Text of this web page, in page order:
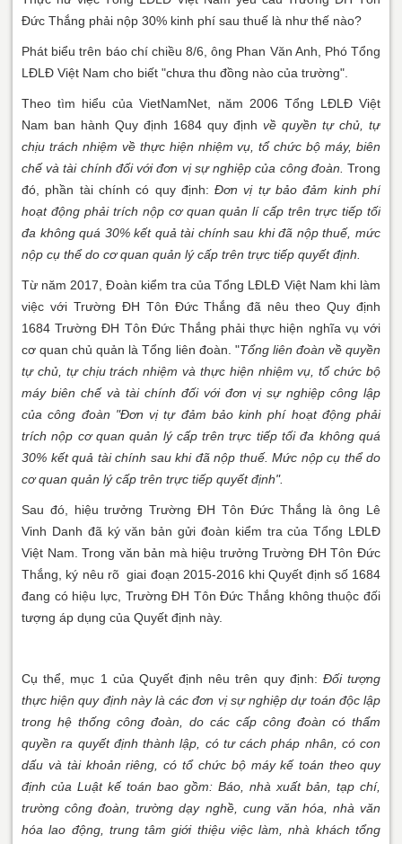
Đức Thắng phải nộp 30% kinh phí sau thuế là như thế nào?
Phát biểu trên báo chí chiều 8/6, ông Phan Văn Anh, Phó Tổng
LĐLĐ Việt Nam cho biết "chưa thu đồng nào của trường".
Theo tìm hiểu của VietNamNet, năm 2006 Tổng LĐLĐ Việt
Nam ban hành Quy định 1684 quy định về quyền tự chủ, tự
chịu trách nhiệm về thực hiện nhiệm vụ, tổ chức bộ máy, biên
chế và tài chính đối với đơn vị sự nghiệp của công đoàn. Trong
đó, phần tài chính có quy định:Đơn vị tự bảo đảm kinh phí
hoạt động phải trích nộp cơ quan quản lí cấp trên trực tiếp tối
đa không quá 30% kết quả tài chính sau khi đã nộp thuế, mức
nộp cụ thể do cơ quan quản lý cấp trên trực tiếp quyết định.
Từ năm 2017, Đoàn kiểm tra của Tổng LĐLĐ Việt Nam khi làm
việc với Trường ĐH Tôn Đức Thắng đã nêu theo Quy định
1684 Trường ĐH Tôn Đức Thắng phải thực hiện nghĩa vụ với
cơ quan chủ quản là Tổng liên đoàn. "Tổng liên đoàn về quyền
tự chủ, tự chịu trách nhiệm và thực hiện nhiệm vụ, tổ chức bộ
máy biên chế và tài chính đối với đơn vị sự nghiệp công lập
của công đoàn "Đơn vị tự đảm bảo kinh phí hoạt động phải
trích nộp cơ quan quản lý cấp trên trực tiếp tối đa không quá
30% kết quả tài chính sau khi đã nộp thuế. Mức nộp cụ thể do
cơ quan quản lý cấp trên trực tiếp quyết định".
Sau đó, hiệu trưởng Trường ĐH Tôn Đức Thắng là ông Lê
Vinh Danh đã ký văn bản gửi đoàn kiểm tra của Tổng LĐLĐ
Việt Nam. Trong văn bản mà hiệu trưởng Trường ĐH Tôn Đức
Thắng, ký nêu rõ giai đoạn 2015-2016 khi Quyết định số 1684
đang có hiệu lực, Trường ĐH Tôn Đức Thắng không thuộc đối
tượng áp dụng của Quyết định này.
Cụ thể, mục 1 của Quyết định nêu trên quy định: Đối tượng
thực hiện quy định này là các đơn vị sự nghiệp dự toán độc lập
trong hệ thống công đoàn, do các cấp công đoàn có thẩm
quyền ra quyết định thành lập, có tư cách pháp nhân, có con
dấu và tài khoản riêng, có tổ chức bộ máy kế toán theo quy
định của Luật kế toán bao gồm: Báo, nhà xuất bản, tạp chí,
trường công đoàn, trường dạy nghề, cung văn hóa, nhà văn
hóa lao động, trung tâm giới thiệu việc làm, nhà khách tổng